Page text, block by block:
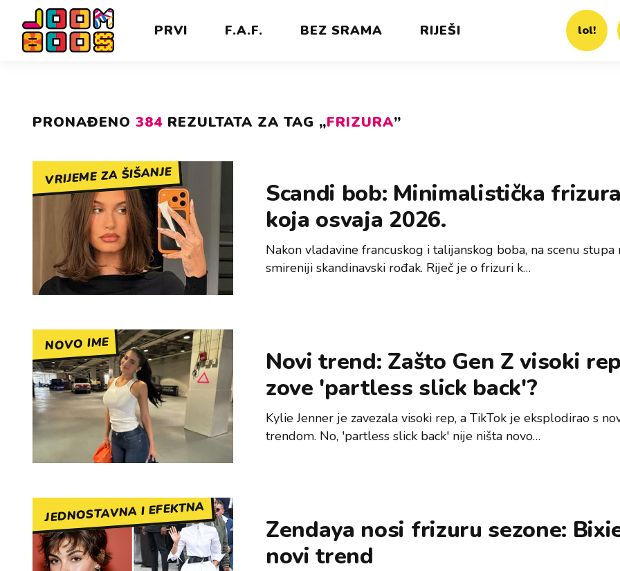
PRVI F.A.F. BEZ SRAMA RIJEŠI lol!
PRONAĐENO 384 REZULTATA ZA TAG „FRIZURA”
VRIJEME ZA ŠIŠANJE
Scandi bob: Minimalistička frizura
koja osvaja 2026.
Nakon vladavine francuskog i talijanskog boba, na scenu stupa
smireniji skandinavski rođak. Riječ je o frizuri k…
NOVO IME
Novi trend: Zašto Gen Z visoki rep
zove 'partless slick back'?
Kylie Jenner je zavezala visoki rep, a TikTok je eksplodirao s
trendom. No, 'partless slick back' nije ništa novo…
JEDNOSTAVNA I EFEKTNA
Zendaya nosi frizuru sezone:
novi trend